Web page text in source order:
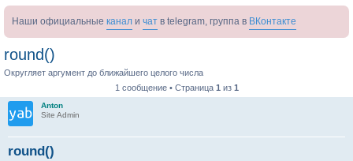
Наши официальные канал и чат в telegram, группа в ВКонтакте
round()
Округляет аргумент до ближайшего целого числа
1 сообщение • Страница 1 из 1
Anton
Site Admin
round()